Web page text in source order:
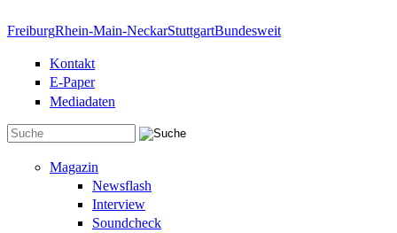
FreiburgRhein-Main-NeckarStuttgartBundesweit
Kontakt
E-Paper
Mediadaten
Magazin
Newsflash
Interview
Soundcheck